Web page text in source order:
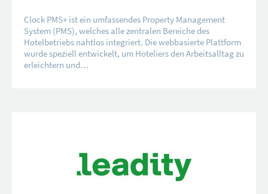
Clock PMS+ ist ein umfassendes Property Management
System (PMS), welches alle zentralen Bereiche des
Hotelbetriebs nahtlos integriert. Die webbasierte Plattform
wurde speziell entwickelt, um Hoteliers den Arbeitsalltag zu
erleichtern und…